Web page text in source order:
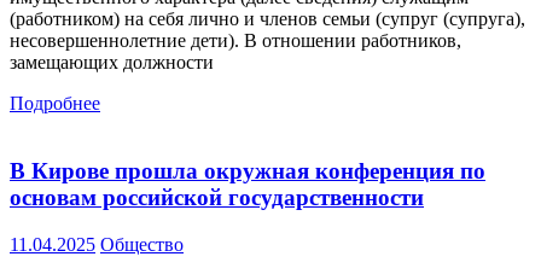
(работником) на себя лично и членов семьи (супруг (супруга),
несовершеннолетние дети). В отношении работников,
замещающих должности
Подробнее
В Кирове прошла окружная конференция по
основам российской государственности
11.04.2025 Общество